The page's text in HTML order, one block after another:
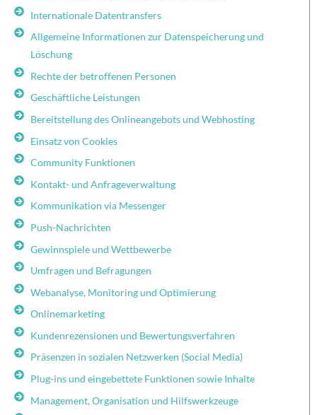
Internationale Datentransfers
Allgemeine Informationen zur Datenspeicherung und
Löschung
Rechte der betroffenen Personen
Geschäftliche Leistungen
Bereitstellung des Onlineangebots und Webhosting
Einsatz von Cookies
Community Funktionen
Kontakt- und Anfrageverwaltung
Kommunikation via Messenger
Push-Nachrichten
Gewinnspiele und Wettbewerbe
Umfragen und Befragungen
Webanalyse, Monitoring und Optimierung
Onlinemarketing
Kundenrezensionen und Bewertungsverfahren
Präsenzen in sozialen Netzwerken (Social Media)
Plug-ins und eingebettete Funktionen sowie Inhalte
Management, Organisation und Hilfswerkzeuge